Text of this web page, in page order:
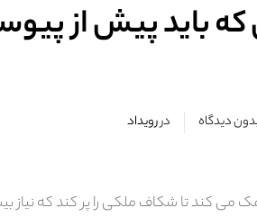
باید پیش از
دیدگاه دررویداد
می کند تا شکاف ملکی را پر کند که